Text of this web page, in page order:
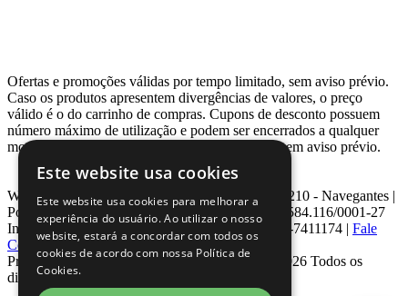
Ofertas e promoções válidas por tempo limitado, sem aviso prévio.
Caso os produtos apresentem divergências de valores, o preço
válido é o do carrinho de compras. Cupons de desconto possuem
número máximo de utilização e podem ser encerrados a qualquer
momento, de acordo com sua disponibilidade e sem aviso prévio.
Webcontinental LTDA | Travessa Venezuela, Nº 210 - Navegantes |
Porto Alegre - RS - CEP: 90.240-220 CNPJ: 08.584.116/0001-27
Inscrição Estadual: 0963171399 | Telefone: 0800-7411174 | Fale
Conosco|ouvidoria@webcontinental.com.br
Proibida reprodução total ou parcial | © 2007 - 2026 Todos os
direitos reservados - WebContinental
Este website usa cookies
Este website usa cookies para melhorar a
experiência do usuário. Ao utilizar o nosso
website, estará a concordar com todos os
cookies de acordo com nossa Política de
Cookies.